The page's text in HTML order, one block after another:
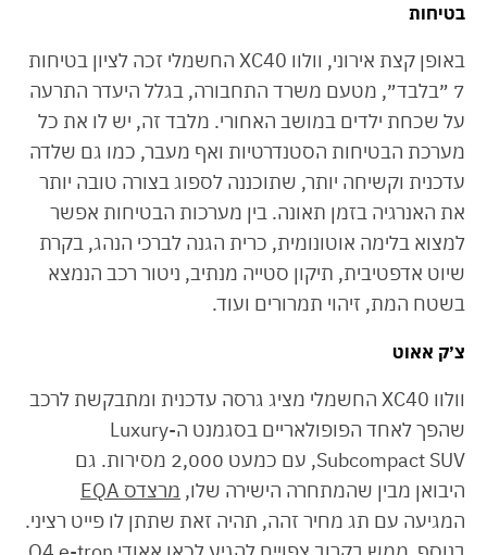
בטיחות
באופן קצת אירוני, וולוו XC40 החשמלי זכה לציון בטיחות
7 ״בלבד״, מטעם משרד התחבורה, בגלל היעדר התרעה
על שכחת ילדים במושב האחורי. מלבד זה, יש לו את כל
מערכת הבטיחות הסטנדרטיות ואף מעבר, כמו גם שלדה
עדכנית וקשיחה יותר, שתוכננה לספוג בצורה טובה יותר
את האנרגיה בזמן תאונה. בין מערכות הבטיחות אפשר
למצוא בלימה אוטונומית, כרית הגנה לברכי הנהג, בקרת
שיוט אדפטיבית, תיקון סטייה מנתיב, ניטור רכב הנמצא
בשטח המת, זיהוי תמרורים ועוד.
צ׳ק אאוט
וולוו XC40 החשמלי מציג גרסה עדכנית ומתבקשת לרכב
שהפך לאחד הפופולאריים בסגמנט ה-Luxury
Subcompact SUV, עם כמעט 2,000 מסירות. גם
היבואן מבין שהמתחרה הישירה שלו, מרצדס EQA
המגיעה עם תג מחיר זהה, תהיה זאת שתתן לו פייט רציני.